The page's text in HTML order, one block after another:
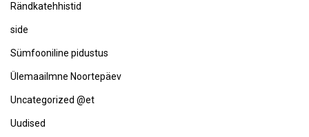
Rändkatehhistid
side
Sümfooniline pidustus
Ülemaailmne Noortepäev
Uncategorized @et
Uudised